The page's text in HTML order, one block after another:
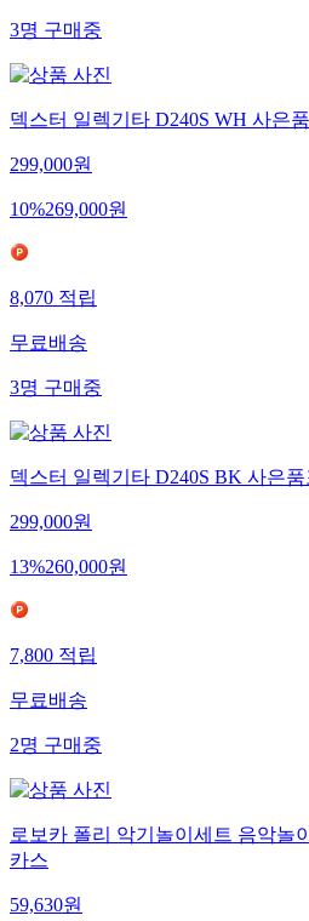
3명구매중
덱스터 일렉기타 D240S WH 사은
299,000원
10%269,000원
8,070적립
무료배송
3명구매중
덱스터 일렉기타 D240S BK 사은
299,000원
13%260,000원
7,800적립
무료배송
2명구매중
로보카 폴리 악기놀이세트 음악놀
카스
59,630원